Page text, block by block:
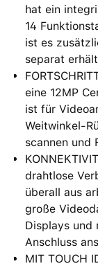
hat ein
14
ist es
separat
eine 12MP
ist für
Weitwinkel-
scannen und
drahtlose
überall aus
große
Displays und
Anschluss
MIT TOUCH